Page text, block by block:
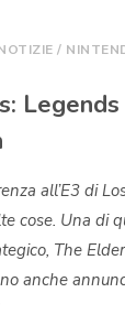
/
all’E3 di
cose. Una di
The
anche